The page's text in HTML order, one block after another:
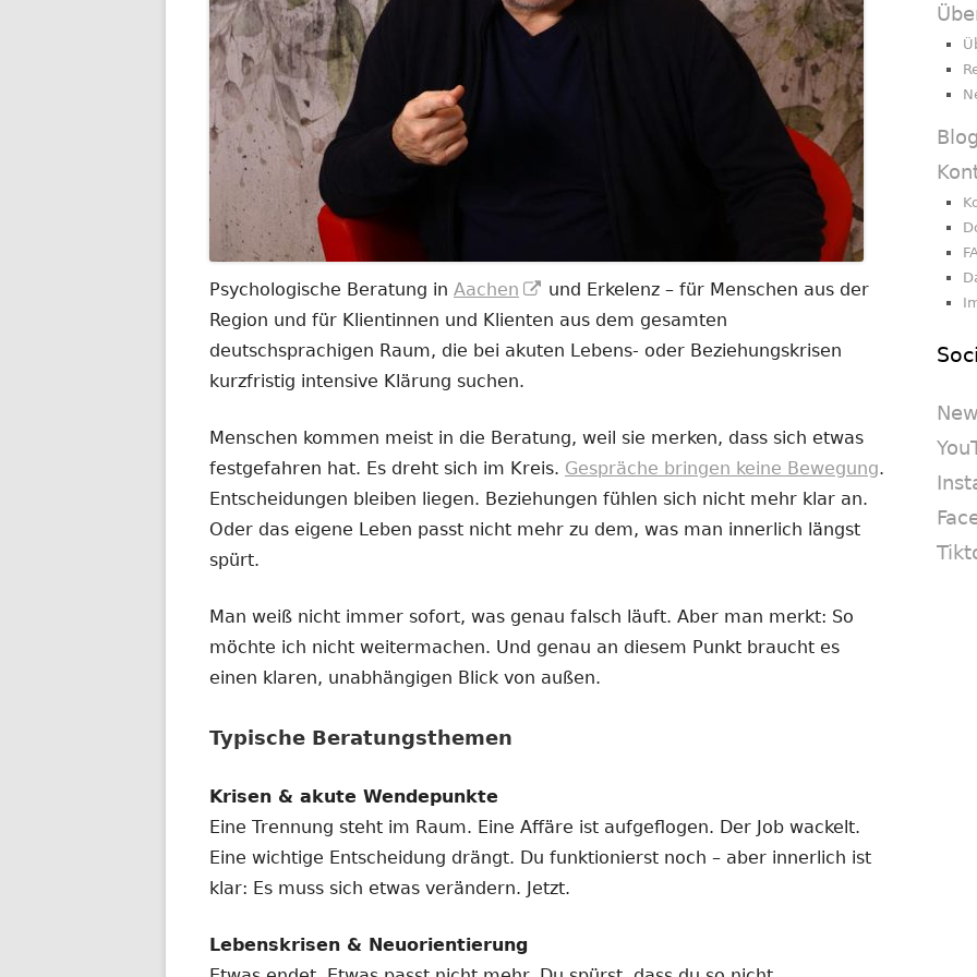
Psychologische Beratung in Aachen
In
neuem
Fenster
und Erkelenz – für Menschen aus der
Region und für Klientinnen und Klienten aus dem gesamten
deutschsprachigen Raum, die bei akuten Lebens- oder Beziehungskrisen
kurzfristig intensive Klärung suchen.
Menschen kommen meist in die Beratung, weil sie merken, dass sich etwas
festgefahren hat. Es dreht sich im Kreis. Gespräche bringen keine Bewegung.
Entscheidungen bleiben liegen. Beziehungen fühlen sich nicht mehr klar an.
Oder das eigene Leben passt nicht mehr zu dem, was man innerlich längst
spürt.
Man weiß nicht immer sofort, was genau falsch läuft. Aber man merkt: So
möchte ich nicht weitermachen. Und genau an diesem Punkt braucht es
einen klaren, unabhängigen Blick von außen.
Typische Beratungsthemen
Krisen & akute Wendepunkte
Eine Trennung steht im Raum. Eine Affäre ist aufgeflogen. Der Job wackelt.
Eine wichtige Entscheidung drängt. Du funktionierst noch – aber innerlich ist
klar: Es muss sich etwas verändern. Jetzt.
Lebenskrisen & Neuorientierung
Blog